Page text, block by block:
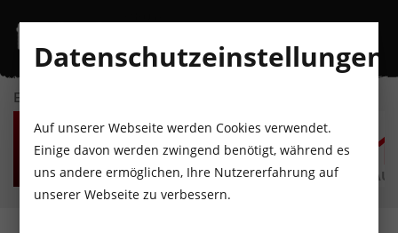
EVENTKALENDER
FR
7
AUGUST
SA
8
AUGUST
SO
9
AUGUST
MO
10
AUGUST
DI
11
AUGUST
Datenschutzeinstellungen
Auf unserer Webseite werden Cookies verwendet.
Einige davon werden zwingend benötigt, während es
uns andere ermöglichen, Ihre Nutzererfahrung auf
unserer Webseite zu verbessern.